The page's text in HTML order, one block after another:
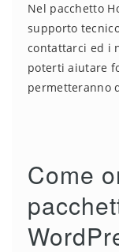
Nel pacchetto
supporto
contattarci ed i
poterti aiutare
permetteranno
Come